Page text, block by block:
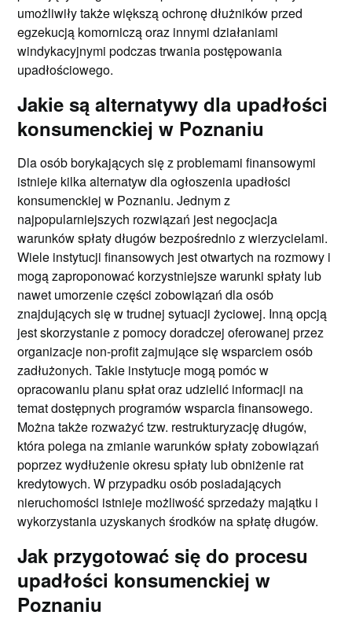
umożliwiły także większą ochronę dłużników przed
egzekucją komorniczą oraz innymi działaniami
windykacyjnymi podczas trwania postępowania
upadłościowego.
Jakie są alternatywy dla upadłości
konsumenckiej w Poznaniu
Dla osób borykających się z problemami finansowymi
istnieje kilka alternatyw dla ogłoszenia upadłości
konsumenckiej w Poznaniu. Jednym z
najpopularniejszych rozwiązań jest negocjacja
warunków spłaty długów bezpośrednio z wierzycielami.
Wiele instytucji finansowych jest otwartych na rozmowy i
mogą zaproponować korzystniejsze warunki spłaty lub
nawet umorzenie części zobowiązań dla osób
znajdujących się w trudnej sytuacji życiowej. Inną opcją
jest skorzystanie z pomocy doradczej oferowanej przez
organizacje non-profit zajmujące się wsparciem osób
zadłużonych. Takie instytucje mogą pomóc w
opracowaniu planu spłat oraz udzielić informacji na
temat dostępnych programów wsparcia finansowego.
Można także rozważyć tzw. restrukturyzację długów,
która polega na zmianie warunków spłaty zobowiązań
poprzez wydłużenie okresu spłaty lub obniżenie rat
kredytowych. W przypadku osób posiadających
nieruchomości istnieje możliwość sprzedaży majątku i
wykorzystania uzyskanych środków na spłatę długów.
Jak przygotować się do procesu
upadłości konsumenckiej w
Poznaniu